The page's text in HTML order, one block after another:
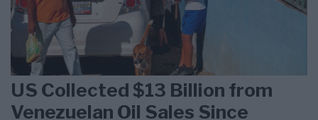
US Collected $13 Billion from
Venezuelan Oil Sales Since